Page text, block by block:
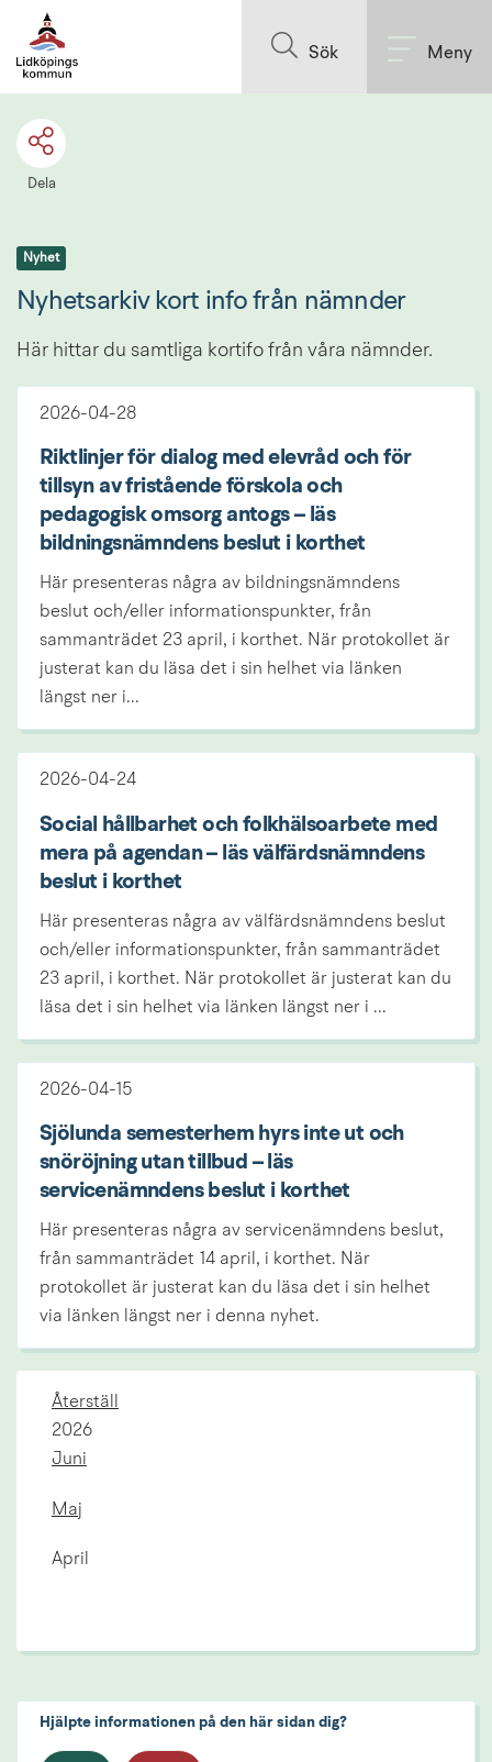
Sök Meny
Dela
Nyhet
Nyhetsarkiv kort info från nämnder
Här hittar du samtliga kortifo från våra nämnder.
2026-04-28
Riktlinjer för dialog med elevråd och för
tillsyn av fristående förskola och
pedagogisk omsorg antogs – läs
bildningsnämndens beslut i korthet
Här presenteras några av bildningsnämndens
beslut och/eller informationspunkter, från
sammanträdet 23 april, i korthet. När protokollet är
justerat kan du läsa det i sin helhet via länken
längst ner i...
2026-04-24
Social hållbarhet och folkhälsoarbete med
mera på agendan – läs välfärdsnämndens
beslut i korthet
Här presenteras några av välfärdsnämndens beslut
och/eller informationspunkter, från sammanträdet
23 april, i korthet. När protokollet är justerat kan du
läsa det i sin helhet via länken längst ner i ...
2026-04-15
Sjölunda semesterhem hyrs inte ut och
snöröjning utan tillbud – läs
servicenämndens beslut i korthet
Här presenteras några av servicenämndens beslut,
från sammanträdet 14 april, i korthet. När
protokollet är justerat kan du läsa det i sin helhet
via länken längst ner i denna nyhet.
Återställ
År:
2026
Juni
Maj
April
Hjälpte informationen på den här sidan dig?